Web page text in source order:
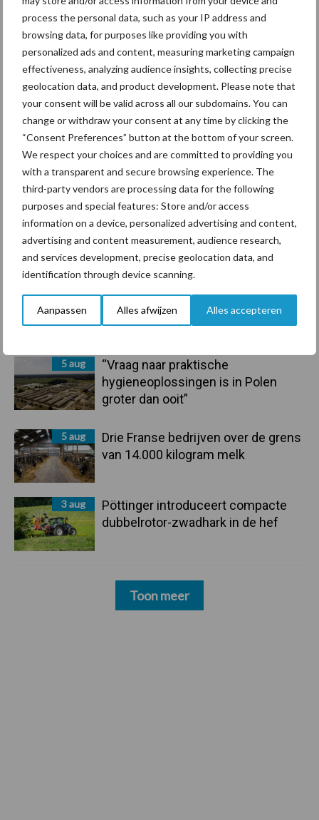
process the personal data, such as your IP address and
browsing data, for purposes like providing you with
personalized ads and content, measuring marketing campaign
effectiveness, analyzing audience insights, collecting precise
geolocation data, and product development. Please note that
your consent will be valid across all our subdomains. You can
change or withdraw your consent at any time by clicking the
“Consent Preferences” button at the bottom of your screen.
We respect your choices and are committed to providing you
with a transparent and secure browsing experience. The
third-party vendors are processing data for the following
purposes and special features: Store and/or access
information on a device, personalized advertising and content,
advertising and content measurement, audience research,
and services development, precise geolocation data, and
identification through device scanning.
Aanpassen Alles afwijzen Alles accepteren
Primaire
Sidebar
Recent nieuws Partner nieuws
6 aug
ForFarmers ziet volume en
marktaandeel groeien in krimpende
Nederlandse markt
6 aug
Tien praktische tips voor een
langere levensduur
5 aug
“Vraag naar praktische
hygieneoplossingen is in Polen
groter dan ooit”
5 aug
Drie Franse bedrijven over de grens
van 14.000 kilogram melk
3 aug
Pöttinger introduceert compacte
dubbelrotor-zwadhark in de hef
Toon meer
Bedrijfsnieuws
Ligbox &
Voerhekken
Toon meer